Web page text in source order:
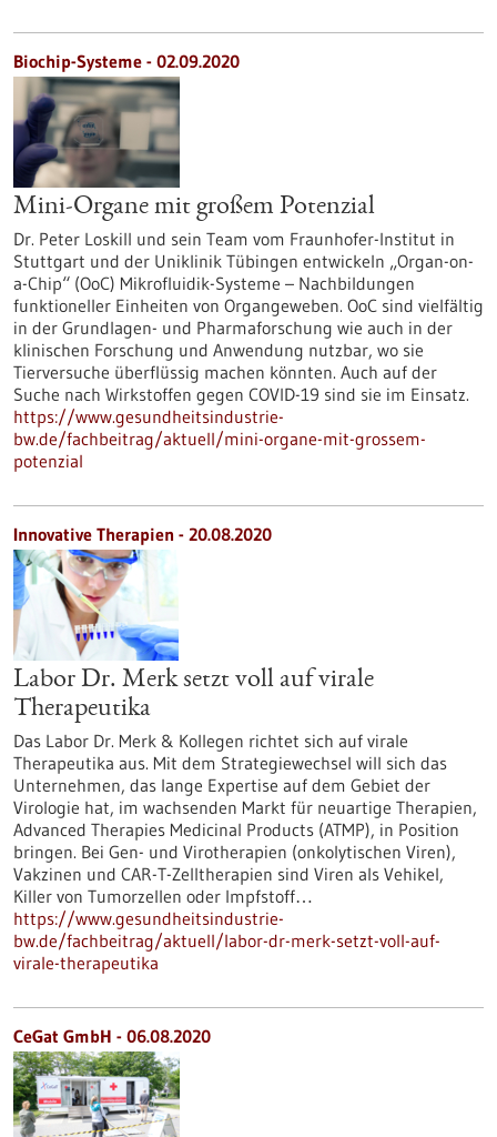
Biochip-Systeme - 02.09.2020
Mini-Organe mit großem Potenzial
Dr. Peter Loskill und sein Team vom Fraunhofer-Institut in
Stuttgart und der Uniklinik Tübingen entwickeln „Organ-on-
a-Chip“ (OoC) Mikrofluidik-Systeme – Nachbildungen
funktioneller Einheiten von Organgeweben. OoC sind vielfältig
in der Grundlagen- und Pharmaforschung wie auch in der
klinischen Forschung und Anwendung nutzbar, wo sie
Tierversuche überflüssig machen könnten. Auch auf der
Suche nach Wirkstoffen gegen COVID-19 sind sie im Einsatz.
https://www.gesundheitsindustrie-
bw.de/fachbeitrag/aktuell/mini-organe-mit-grossem-
potenzial
Innovative Therapien - 20.08.2020
Labor Dr. Merk setzt voll auf virale
Therapeutika
Das Labor Dr. Merk & Kollegen richtet sich auf virale
Therapeutika aus. Mit dem Strategiewechsel will sich das
Unternehmen, das lange Expertise auf dem Gebiet der
Virologie hat, im wachsenden Markt für neuartige Therapien,
Advanced Therapies Medicinal Products (ATMP), in Position
bringen. Bei Gen- und Virotherapien (onkolytischen Viren),
Vakzinen und CAR-T-Zelltherapien sind Viren als Vehikel,
Killer von Tumorzellen oder Impfstoff…
https://www.gesundheitsindustrie-
bw.de/fachbeitrag/aktuell/labor-dr-merk-setzt-voll-auf-
virale-therapeutika
CeGat GmbH - 06.08.2020